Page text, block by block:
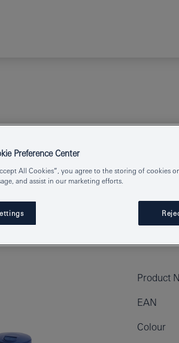
Product
EAN
Colour
Preference Center
All Cookies”, you agree to the storing of cookies
and assist in our marketing efforts.